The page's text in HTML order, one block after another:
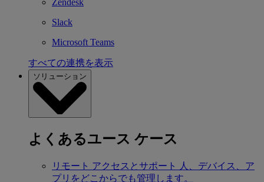
Zendesk
Slack
Microsoft Teams
すべての連携を表示
ソリューション
よくあるユース ケース
リモート アクセスとサポート
人、デバイス、ア
プリをどこからでも管理します。